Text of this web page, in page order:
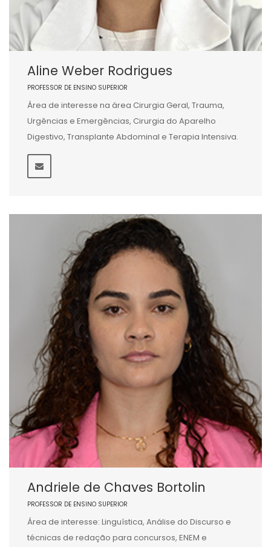
Aline Weber Rodrigues
PROFESSOR DE ENSINO SUPERIOR
Área de interesse na área Cirurgia Geral, Trauma,
Urgências e Emergências, Cirurgia do Aparelho
Digestivo, Transplante Abdominal e Terapia Intensiva.
Andriele de Chaves Bortolin
PROFESSOR DE ENSINO SUPERIOR
Área de interesse: Linguística, Análise do Discurso e
técnicas de redação para concursos, ENEM e